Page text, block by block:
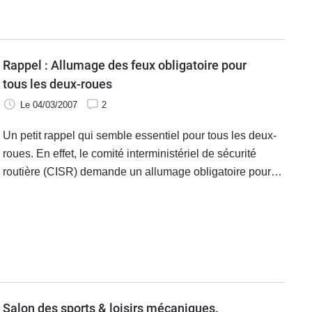
Rappel : Allumage des feux obligatoire pour
tous les deux-roues
Le 04/03/2007 2
Un petit rappel qui semble essentiel pour tous les deux-
roues. En effet, le comité interministériel de sécurité
routière (CISR) demande un allumage obligatoire pour
Salon des sports & loisirs mécaniques.